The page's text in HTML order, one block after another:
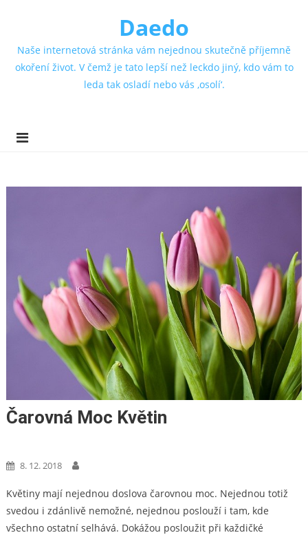
Daedo
Naše internetová stránka vám nejednou skutečně příjemně
okoření život. V čemž je tato lepší než leckdo jiný, kdo vám to
leda tak osladí nebo vás ‚osolí‘.
Čarovná Moc Květin
8. 12. 2018
Květiny mají nejednou doslova čarovnou moc. Nejednou totiž
svedou i zdánlivě nemožné, nejednou poslouží i tam, kde
všechno ostatní selhává. Dokážou posloužit při každičké